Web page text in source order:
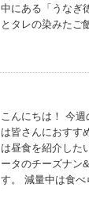
中にある「うなぎ
とタレの染みたご
こんにちは！ 今
は皆さんにおすす
は昼食を紹介した
ータのチーズナン
す。 減量中は食